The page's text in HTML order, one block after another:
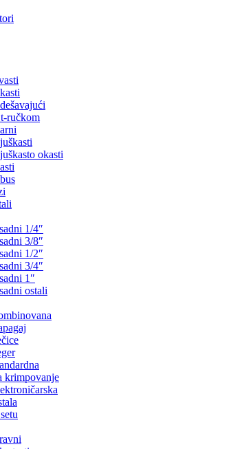
ručkom
okasti
1/4″
3/8″
1/2″
3/4″
1″
ostali
krimpovanje